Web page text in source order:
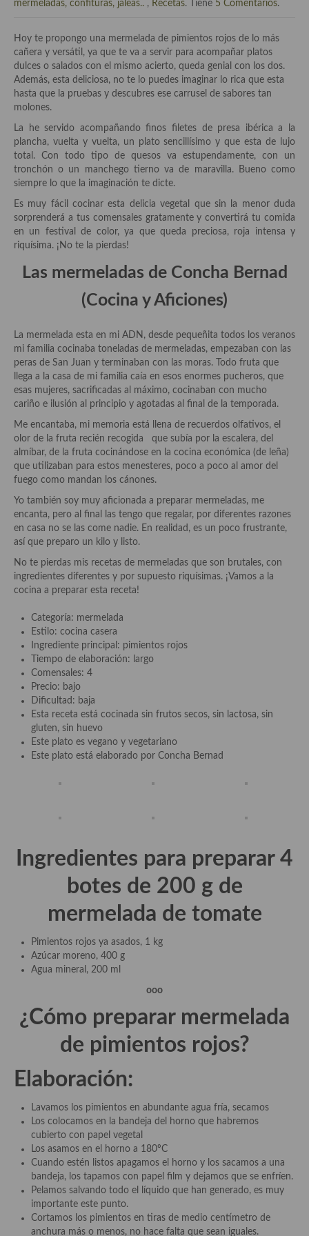
Historia de la gastronomía, platos celebres, cocineros, críticos,
Origen y evolución de la comida
Protocolo y buenas maneras.
Ocio – restaurantes, bares, tabernas
Viajes eno-gastro-turísticos
En El Candelero
Las opiniones de la «Cocinera»
Prensa
Recetas
Acompañamientos
Airfryer recetas
aditivos
Especias, mezclas de especias
Hierbas aromáticas
Mojos y pastas
Sales y polvos
Salsas y mojos
Adobos
Bebidas
demás
Entrantes y primeros platos
Ensaladas
Entrantes
Gazpachos, salmorejos, sopas y cremas frías
Quínoa
Arroces Y fideuás
Cuscús
Plato principal
Carne
Pescado y Marisco
Quesos, recetas
Salazones y encurtidos
Recetas Especiales
Recetas de Cuaresma
Recetas maridadas con los mejores AOVES
mermeladas, confituras, jaleas.. , Recetas. Tiene 5 Comentarios.
Hoy te propongo una mermelada de pimientos rojos de lo más
cañera y versátil, ya que te va a servir para acompañar platos
dulces o salados con el mismo acierto, queda genial con los dos.
Además, esta deliciosa, no te lo puedes imaginar lo rica que esta
hasta que la pruebas y descubres ese carrusel de sabores tan
molones.
La he servido acompañando finos filetes de presa ibérica a la
plancha, vuelta y vuelta, un plato sencillísimo y que esta de lujo
total. Con todo tipo de quesos va estupendamente, con un
tronchón o un manchego tierno va de maravilla. Bueno como
siempre lo que la imaginación te dicte.
Es muy fácil cocinar esta delicia vegetal que sin la menor duda
sorprenderá a tus comensales gratamente y convertirá tu comida
en un festival de color, ya que queda preciosa, roja intensa y
riquísima. ¡No te la pierdas!
Las mermeladas de Concha Bernad
(Cocina y Aficiones)
La mermelada esta en mi ADN, desde pequeñita todos los veranos
mi familia cocinaba toneladas de mermeladas, empezaban con las
peras de San Juan y terminaban con las moras. Todo fruta que
llega a la casa de mi familia caía en esos enormes pucheros, que
esas mujeres, sacrificadas al máximo, cocinaban con mucho
cariño e ilusión al principio y agotadas al final de la temporada.
Me encantaba, mi memoria está llena de recuerdos olfativos, el
olor de la fruta recién recogida que subía por la escalera, del
almíbar, de la fruta cocinándose en la cocina económica (de leña)
que utilizaban para estos menesteres, poco a poco al amor del
fuego como mandan los cánones.
Yo también soy muy aficionada a preparar mermeladas, me
encanta, pero al final las tengo que regalar, por diferentes razones
en casa no se las come nadie. En realidad, es un poco frustrante,
así que preparo un kilo y listo.
No te pierdas mis recetas de mermeladas que son brutales, con
ingredientes diferentes y por supuesto riquísimas. ¡Vamos a la
cocina a preparar esta receta!
Categoría: mermelada
Estilo: cocina casera
Ingrediente principal: pimientos rojos
Tiempo de elaboración: largo
Comensales: 4
Precio: bajo
Dificultad: baja
Esta receta está cocinada sin frutos secos, sin lactosa, sin
gluten, sin huevo
Este plato es vegano y vegetariano
Este plato está elaborado por Concha Bernad
Ingredientes para preparar 4
botes de 200 g de
mermelada de tomate
Pimientos rojos ya asados, 1 kg
Azúcar moreno, 400 g
Agua mineral, 200 ml
ooo
¿Cómo preparar mermelada
de pimientos rojos?
Elaboración:
Lavamos los pimientos en abundante agua fría, secamos
Los colocamos en la bandeja del horno que habremos
cubierto con papel vegetal
Los asamos en el horno a 180ºC
Cuando estén listos apagamos el horno y los sacamos a una
bandeja, los tapamos con papel film y dejamos que se enfríen.
Pelamos salvando todo el líquido que han generado, es muy
importante este punto.
Cortamos los pimientos en tiras de medio centímetro de
anchura más o menos, no hace falta que sean iguales.